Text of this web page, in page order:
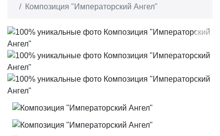
Композиция "Императорский Ангел"